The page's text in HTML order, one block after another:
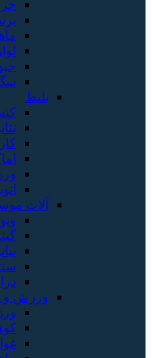
بلیط
آلات
ورزش و